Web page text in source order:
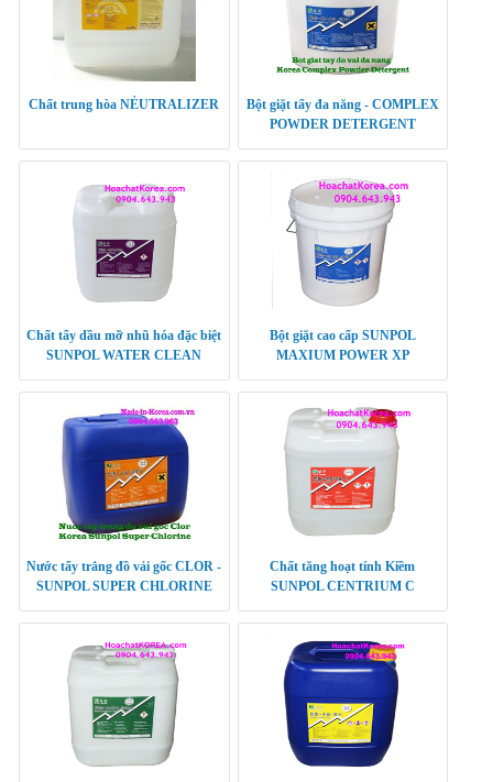
Chất trung hòa NẺUTRALIZER
Bột giặt tẩy đa năng - COMPLEX
POWDER DETERGENT
Chất tẩy dầu mỡ nhũ hóa đặc biệt
SUNPOL WATER CLEAN
Bột giặt cao cấp SUNPOL
MAXIUM POWER XP
Nước tẩy trắng đồ vải gốc CLOR -
SUNPOL SUPER CHLORINE
Chất tăng hoạt tính Kiềm
SUNPOL CENTRIUM C